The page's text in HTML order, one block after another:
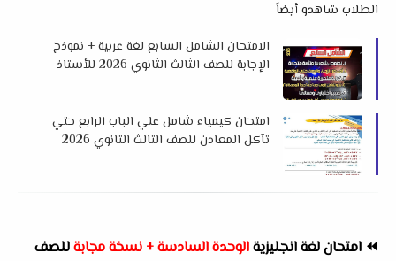
الطلاب شاهدو أيضاً
الامتحان الشامل السابع لغة عربية + نموذج
الإجابة للصف الثالث الثانوي 2026 للأستاذ
امتحان كيمياء شامل علي الباب الرابع حتي
تآكل المعادن للصف الثالث الثانوي 2026
⏪ امتحان لغة انجليزيةالوحدة السادسة + نسخة مجابةللصف